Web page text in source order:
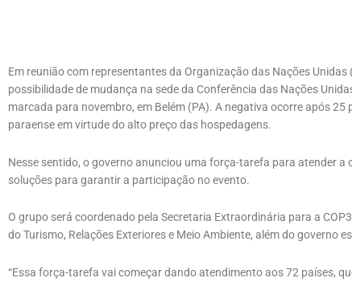
Em reunião com representantes da Organização das Nações
possibilidade de mudança na sede da Conferência das Nações
marcada para novembro, em Belém (PA). A negativa ocorre após 25
paraense em virtude do alto preço das hospedagens.
Nesse sentido, o governo anunciou uma força-tarefa para atender a
soluções para garantir a participação no evento.
O grupo será coordenado pela Secretaria Extraordinária para a
do Turismo, Relações Exteriores e Meio Ambiente, além do governo
“Essa força-tarefa vai começar dando atendimento aos 72 países,